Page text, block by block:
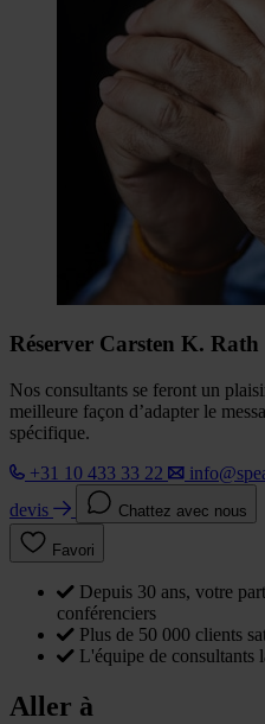
Réserver Carsten K. Rath
Nos consultants se feront un
meilleure façon d’adapter le
spécifique.
+31 10 433 33 22
devis
Chattez avec nous
Favori
Depuis 30 ans, votre
conférenciers
Plus de 50 000 clients
L'équipe de consultants
Aller à